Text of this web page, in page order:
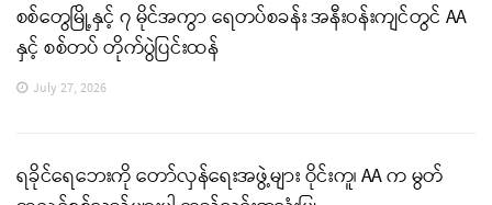
စစ်တွေမြို့နှင့် ၇ မိုင်အကွာ ရေတပ်စခန်း အနီးဝန်းကျင်တွင် AA
နှင့် စစ်တပ် တိုက်ပွဲပြင်းထန်
July 27, 2026
ရခိုင်ရေဘေးကို တော်လှန်ရေးအဖွဲ့များ ဝိုင်းကူ၊ AA က မွတ်